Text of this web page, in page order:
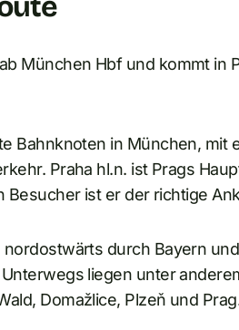
München Hbf und kommt in
Bahnknoten in München, mit
Praha hl.n. ist Prags
Besucher ist er der richtige
durch Bayern
liegen unter
Domažlice, Plzeň und